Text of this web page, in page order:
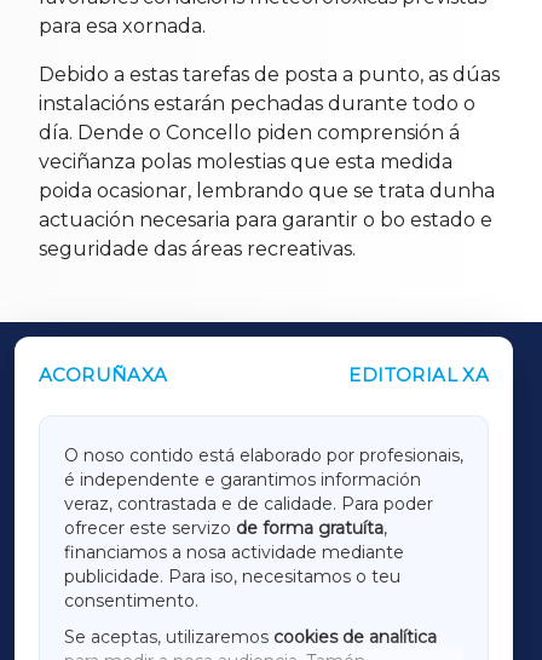
para esa xornada.
Debido a estas tarefas de posta a punto, as dúas
instalacións estarán pechadas durante todo o
día. Dende o Concello piden comprensión á
veciñanza polas molestias que esta medida
poida ocasionar, lembrando que se trata dunha
actuación necesaria para garantir o bo estado e
seguridade das áreas recreativas.
ACORUÑAXA EDITORIAL XA
O noso contido está elaborado por profesionais,
é independente e garantimos información
veraz, contrastada e de calidade. Para poder
ofrecer este servizo de forma gratuíta,
financiamos a nosa actividade mediante
publicidade. Para iso, necesitamos o teu
consentimento.
Se aceptas, utilizaremos cookies de analítica
OUTROS PERIÓDICOS
LUGOXA
TERRACHAXA